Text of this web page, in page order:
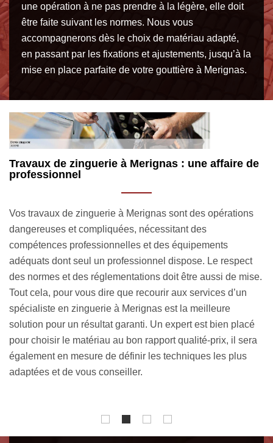
une opération à ne pas prendre à la légère, elle doit
être faite suivant les normes. Nous vous
accompagnerons dès le choix de matériau adapté,
en passant par les fixations et ajustements, jusqu’à la
mise en place parfaite de votre gouttière à Merignas.
Devis offert pour tous vos projets toiture et
zinguerie à Merignas
Notre entreprise spécialiste en zinguerie MM Rénovation
toiture 33 se fait un devoir d’établir un devis gratuit pour
toute soumission de projet à Merignas. Quelle que soit la
nature et l’envergure de vos travaux de toiture et zinguerie,
notre devis toiture en zinc 33350 est entièrement gratuit et
démuni de tout engagement. Cela vous aidera à avoir une
large idée de ce qui vous attend, en termes de tarif et de
travaux. Votre devis gratuit sera recevable après les études
au préalable que nos équipes effectueront chez-vous.
Soyez rassurés, votre devis sera transparent, personnalisé
et bien détaillé.